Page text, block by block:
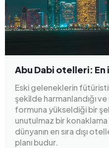
Abu Dabi otelleri: En
Eski geleneklerin
şekilde harmanlandığı
formuna yükseldiği bir
unutulmaz bir konaklama
dünyanın en sıra dışı
planı budur.